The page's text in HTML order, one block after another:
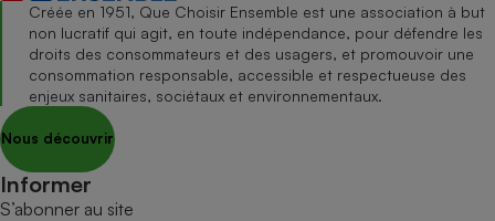
Créée en 1951, Que Choisir Ensemble est une association à but
non lucratif qui agit, en toute indépendance, pour défendre les
droits des consommateurs et des usagers, et promouvoir une
consommation responsable, accessible et respectueuse des
enjeux sanitaires, sociétaux et environnementaux.
Nous découvrir
Informer
S’abonner au site